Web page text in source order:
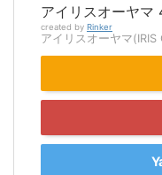
アイリスオーヤマ
created by Rinker
アイリスオーヤマ(IRIS